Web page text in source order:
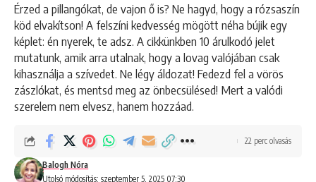
Érzed a pillangókat, de vajon ő is? Ne hagyd, hogy a rózsaszín
köd elvakítson! A felszíni kedvesség mögött néha bújik egy
képlet: én nyerek, te adsz. A cikkünkben 10 árulkodó jelet
mutatunk, amik arra utalnak, hogy a lovag valójában csak
kihasználja a szívedet. Ne légy áldozat! Fedezd fel a vörös
zászlókat, és mentsd meg az önbecsülésed! Mert a valódi
szerelem nem elvesz, hanem hozzáad.
Utolsó módosítás: szeptember 5, 2025 07:30
Balogh Nóra
22 perc olvasás